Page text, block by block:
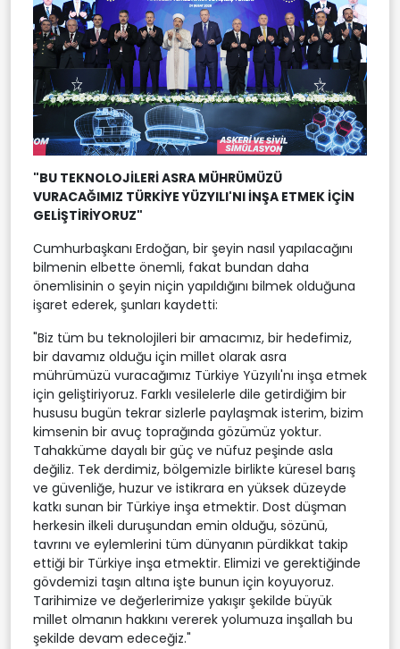
"BU TEKNOLOJİLERİ ASRA MÜHRÜMÜZÜ
VURACAĞIMIZ TÜRKİYE YÜZYILI'NI İNŞA ETMEK İÇİN
GELİŞTİRİYORUZ"
Cumhurbaşkanı Erdoğan, bir şeyin nasıl yapılacağını
bilmenin elbette önemli, fakat bundan daha
önemlisinin o şeyin niçin yapıldığını bilmek olduğuna
işaret ederek, şunları kaydetti:
"Biz tüm bu teknolojileri bir amacımız, bir hedefimiz,
bir davamız olduğu için millet olarak asra
mührümüzü vuracağımız Türkiye Yüzyılı'nı inşa etmek
için geliştiriyoruz. Farklı vesilelerle dile getirdiğim bir
hususu bugün tekrar sizlerle paylaşmak isterim, bizim
kimsenin bir avuç toprağında gözümüz yoktur.
Tahakküme dayalı bir güç ve nüfuz peşinde asla
değiliz. Tek derdimiz, bölgemizle birlikte küresel barış
ve güvenliğe, huzur ve istikrara en yüksek düzeyde
katkı sunan bir Türkiye inşa etmektir. Dost düşman
herkesin ilkeli duruşundan emin olduğu, sözünü,
tavrını ve eylemlerini tüm dünyanın pürdikkat takip
ettiği bir Türkiye inşa etmektir. Elimizi ve gerektiğinde
gövdemizi taşın altına işte bunun için koyuyoruz.
Tarihimize ve değerlerimize yakışır şekilde büyük
millet olmanın hakkını vererek yolumuza inşallah bu
şekilde devam edeceğiz."